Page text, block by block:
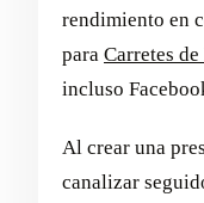
rendimiento en
para Carretes
incluso
Al crear una
canalizar